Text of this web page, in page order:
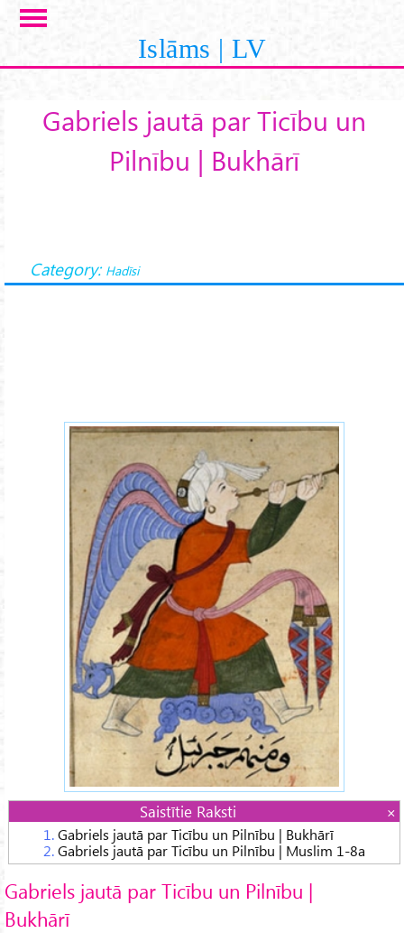
Skip to main content
Islāms | LV
Gabriels jautā par Ticību un
Pilnību | Bukhārī
Category: Hadīsi
Saistītie Raksti
1.Gabriels jautā par Ticību un Pilnību | Bukhārī
2.Gabriels jautā par Ticību un Pilnību | Muslim 1-8a
Gabriels jautā par Ticību un Pilnību |
Bukhārī